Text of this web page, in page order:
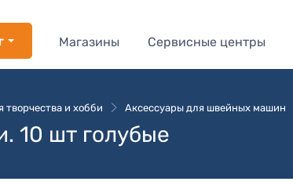
Магазины Сервисные центры
творчества и хобби Аксессуары для швейных машин
10 шт голубые